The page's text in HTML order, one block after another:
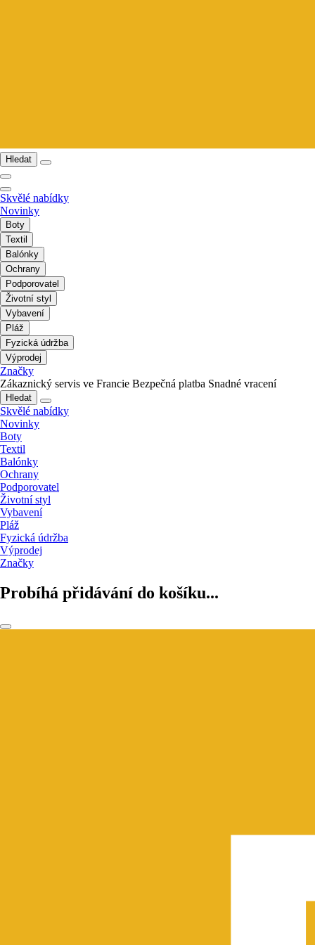
Hledat
Skvělé nabídky
Novinky
Boty
Textil
Balónky
Ochrany
Podporovatel
Životní styl
Vybavení
Pláž
Fyzická údržba
Výprodej
Značky
Zákaznický servis ve Francie Bezpečná platba Snadné vracení
Hledat
Skvělé nabídky
Novinky
Boty
Textil
Balónky
Ochrany
Podporovatel
Životní styl
Vybavení
Pláž
Fyzická údržba
Výprodej
Značky
Probíhá přidávání do košíku...